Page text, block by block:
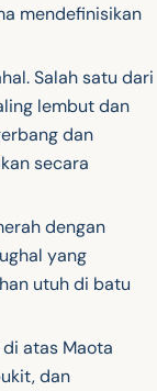
mendefinisikan
Salah satu dari
lembut dan
dan
secara
dengan
yang
utuh di batu
atas Maota
dan